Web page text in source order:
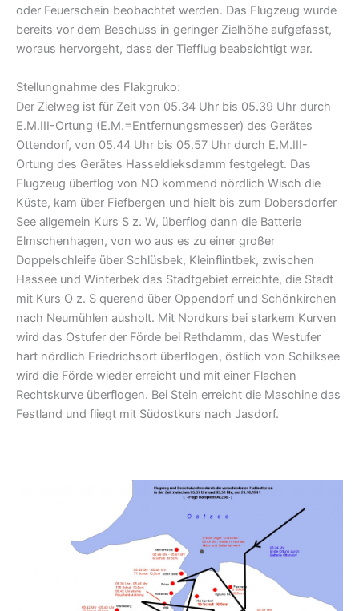
oder Feuerschein beobachtet werden. Das Flugzeug wurde
bereits vor dem Beschuss in geringer Zielhöhe aufgefasst,
woraus hervorgeht, dass der Tiefflug beabsichtigt war.
Stellungnahme des Flakgruko:
Der Zielweg ist für Zeit von 05.34 Uhr bis 05.39 Uhr durch
E.M.III-Ortung (E.M.=Entfernungsmesser) des Gerätes
Ottendorf, von 05.44 Uhr bis 05.57 Uhr durch E.M.III-
Ortung des Gerätes Hasseldieksdamm festgelegt. Das
Flugzeug überflog von NO kommend nördlich Wisch die
Küste, kam über Fiefbergen und hielt bis zum Dobersdorfer
See allgemein Kurs S z. W, überflog dann die Batterie
Elmschenhagen, von wo aus es zu einer großer
Doppelschleife über Schlüsbek, Kleinflintbek, zwischen
Hassee und Winterbek das Stadtgebiet erreichte, die Stadt
mit Kurs O z. S querend über Oppendorf und Schönkirchen
nach Neumühlen ausholt. Mit Nordkurs bei starkem Kurven
wird das Ostufer der Förde bei Rethdamm, das Westufer
hart nördlich Friedrichsort überflogen, östlich von Schilksee
wird die Förde wieder erreicht und mit einer Flachen
Rechtskurve überflogen. Bei Stein erreicht die Maschine das
Festland und fliegt mit Südostkurs nach Jasdorf.